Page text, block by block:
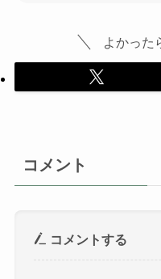
よかった
コメント
コメントする